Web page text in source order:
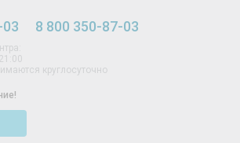
8 800 350-87-03
круглосуточно